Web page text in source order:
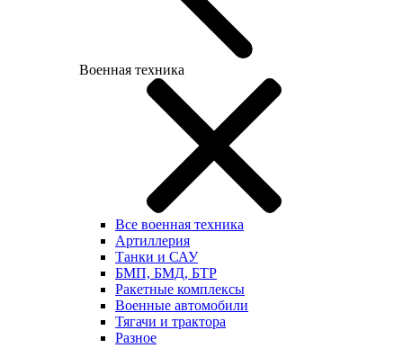
Военная техника
Все военная техника
Артиллерия
Танки и САУ
БМП, БМД, БТР
Ракетные комплексы
Военные автомобили
Тягачи и трактора
Разное